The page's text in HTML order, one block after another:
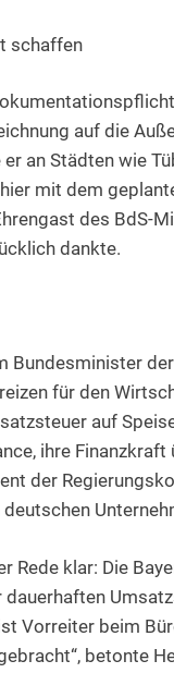
schaffen
auf die
an Städten wie
mit dem
des BdS-
dankte.
für den
auf
ihre
der
Rede klar: Die
Vorreiter beim
betonte